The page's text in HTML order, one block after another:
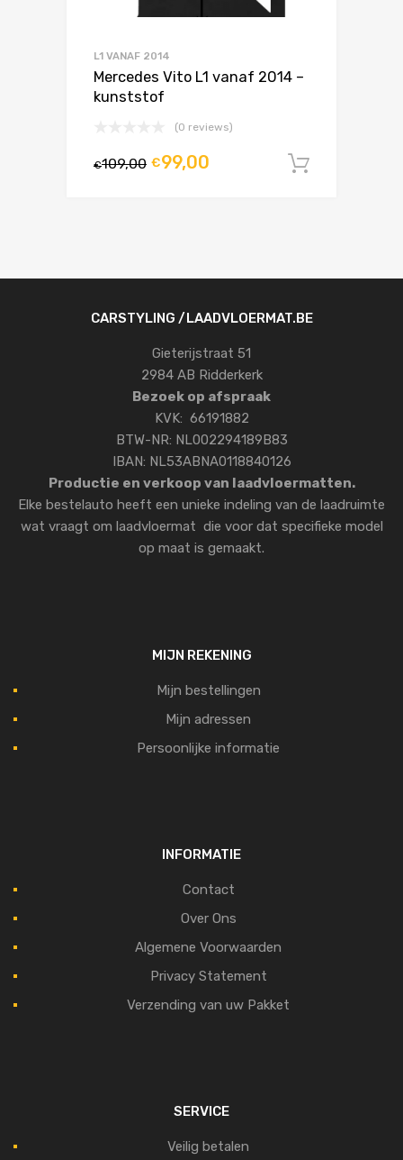
L1 VANAF 2014
Mercedes Vito L1 vanaf 2014 –
kunststof
(0 reviews)
€109,00 €99,00
CARSTYLING /LAADVLOERMAT.BE
Gieterijstraat 51
2984 AB Ridderkerk
Bezoek op afspraak
KVK: 66191882
BTW-NR: NL002294189B83
IBAN: NL53ABNA0118840126
Productie en verkoop van laadvloermatten.
Elke bestelauto heeft een unieke indeling van de laadruimte
wat vraagt om laadvloermat die voor dat specifieke model
op maat is gemaakt.
MIJN REKENING
Mijn bestellingen
Mijn adressen
Persoonlijke informatie
INFORMATIE
Contact
Over Ons
Algemene Voorwaarden
Privacy Statement
Verzending van uw Pakket
SERVICE
Veilig betalen